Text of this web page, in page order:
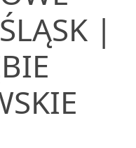
|